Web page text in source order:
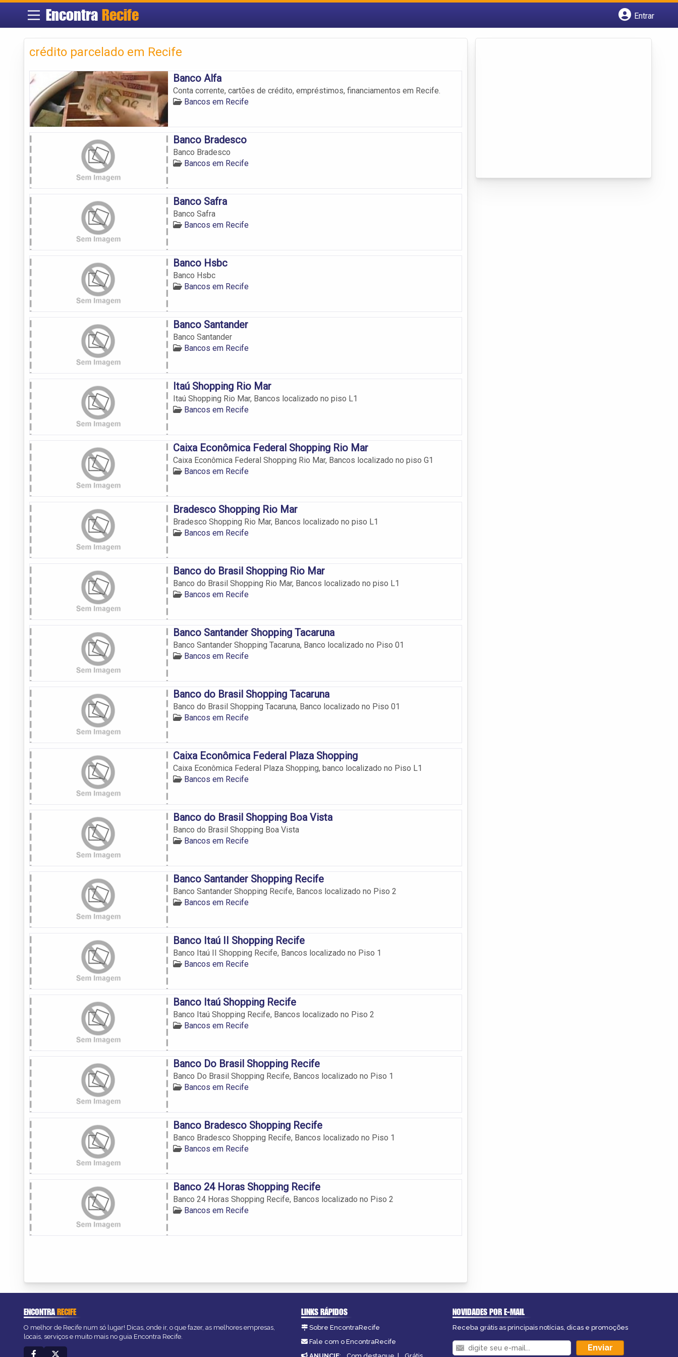
Encontra Recife
Entrar
crédito parcelado em Recife
Banco Alfa
Conta corrente, cartões de crédito, empréstimos, financiamentos em Recife.
Bancos em Recife
Banco Bradesco
Banco Bradesco
Bancos em Recife
Banco Safra
Banco Safra
Bancos em Recife
Banco Hsbc
Banco Hsbc
Bancos em Recife
Banco Santander
Banco Santander
Bancos em Recife
Itaú Shopping Rio Mar
Itaú Shopping Rio Mar, Bancos localizado no piso L1
Bancos em Recife
Caixa Econômica Federal Shopping Rio Mar
Caixa Econômica Federal Shopping Rio Mar, Bancos localizado no piso G1
Bancos em Recife
Bradesco Shopping Rio Mar
Bradesco Shopping Rio Mar, Bancos localizado no piso L1
Bancos em Recife
Banco do Brasil Shopping Rio Mar
Banco do Brasil Shopping Rio Mar, Bancos localizado no piso L1
Bancos em Recife
Banco Santander Shopping Tacaruna
Banco Santander Shopping Tacaruna, Banco localizado no Piso 01
Bancos em Recife
Banco do Brasil Shopping Tacaruna
Banco do Brasil Shopping Tacaruna, Banco localizado no Piso 01
Bancos em Recife
Caixa Econômica Federal Plaza Shopping
Caixa Econômica Federal Plaza Shopping, banco localizado no Piso L1
Bancos em Recife
Banco do Brasil Shopping Boa Vista
Banco do Brasil Shopping Boa Vista
Bancos em Recife
Banco Santander Shopping Recife
Banco Santander Shopping Recife, Bancos localizado no Piso 2
Bancos em Recife
Banco Itaú II Shopping Recife
Banco Itaú II Shopping Recife, Bancos localizado no Piso 1
Bancos em Recife
Banco Itaú Shopping Recife
Banco Itaú Shopping Recife, Bancos localizado no Piso 2
Bancos em Recife
Banco Do Brasil Shopping Recife
Banco Do Brasil Shopping Recife, Bancos localizado no Piso 1
Bancos em Recife
Banco Bradesco Shopping Recife
Banco Bradesco Shopping Recife, Bancos localizado no Piso 1
Bancos em Recife
Banco 24 Horas Shopping Recife
Banco 24 Horas Shopping Recife, Bancos localizado no Piso 2
Bancos em Recife
ENCONTRARECIFE
O melhor de Recife num só lugar! Dicas, onde ir, o que fazer, as melhores empresas,
locais, serviços e muito mais no guia Encontra Recife.
LINKS RÁPIDOS
Sobre EncontraRecife
Fale com o EncontraRecife
NOVIDADES POR E-MAIL
Receba grátis as principais notícias, dicas e promoções